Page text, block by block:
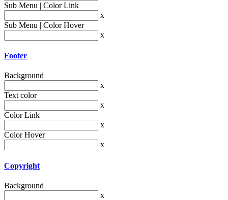
Sub Menu | Color Link
x
Sub Menu | Color Hover
x
Footer
Background
x
Text color
x
Color Link
x
Color Hover
x
Copyright
Background
x